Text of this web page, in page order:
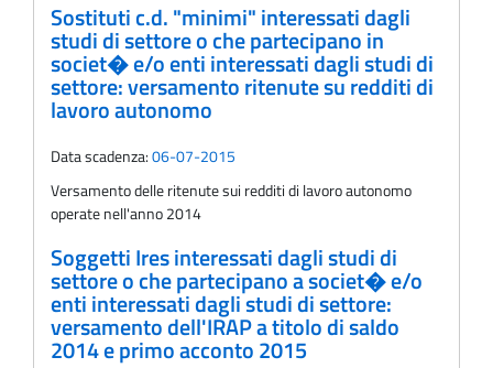
Sostituti c.d. "minimi" interessati dagli
studi di settore o che partecipano in
societ� e/o enti interessati dagli studi di
settore: versamento ritenute su redditi di
lavoro autonomo
Data scadenza:06-07-2015
Versamento delle ritenute sui redditi di lavoro autonomo
operate nell'anno 2014
Soggetti Ires interessati dagli studi di
settore o che partecipano a societ� e/o
enti interessati dagli studi di settore:
versamento dell'IRAP a titolo di saldo
2014 e primo acconto 2015